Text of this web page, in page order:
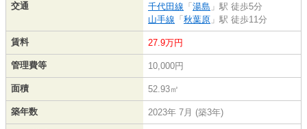
交通
千代田線 「 湯島 」駅 徒歩5分
山手線 「 秋葉原 」駅 徒歩11分
賃料 27.9万円
管理費等 10,000円
面積 52.93㎡
築年数 2023年 7月 (築3年)